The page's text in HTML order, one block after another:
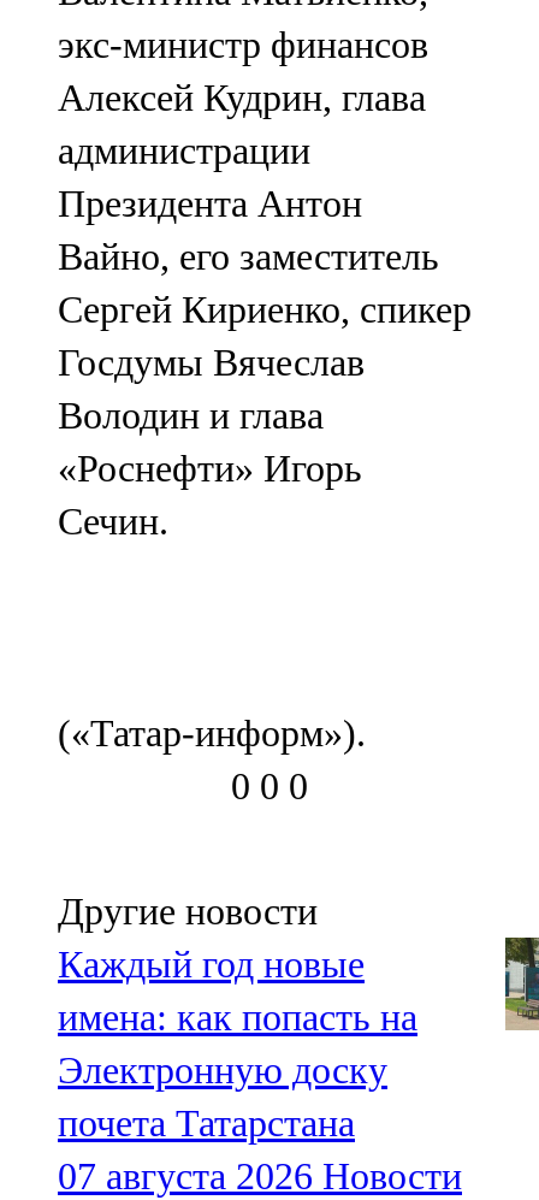
экс-министр финансов
Алексей Кудрин, глава
администрации
Президента Антон
Вайно, его заместитель
Сергей Кириенко, спикер
Госдумы Вячеслав
Володин и глава
«Роснефти» Игорь
Сечин.
(«Татар-информ»).
0 0 0
Другие новости
Каждый год новые
имена: как попасть на
Электронную доску
почета Татарстана
07 августа 2026 Новости